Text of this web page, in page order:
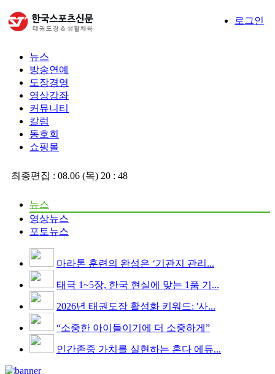
로그인
뉴스
방송연예
도장경영
영상강좌
커뮤니티
칼럼
동호회
쇼핑몰
최종편집 : 08.06 (목) 20 : 48
뉴스
영상뉴스
포토뉴스
마라톤 훈련의 완성은 ‘기관지 관리...
태극 1~5장, 한국 현실에 맞는 1품 기...
2026년 태권도장 활성화 키워드: '사...
“소중한 아이들이기에 더 소중하게”
인간존중 가치를 실현하는 혼다 에듀...